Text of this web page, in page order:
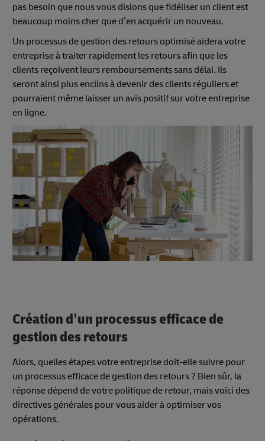
pas besoin que nous vous disions que fidéliser un client est
beaucoup moins cher que d’en acquérir un nouveau.
Un processus de gestion des retours optimisé aidera votre
entreprise à traiter rapidement les retours afin que les
clients reçoivent leurs remboursements sans délai. Ils
seront ainsi plus enclins à devenir des clients réguliers et
pourraient même laisser un avis positif sur votre entreprise
en ligne.
Création d’un processus efficace de
gestion des retours
Alors, quelles étapes votre entreprise doit-elle suivre pour
un processus efficace de gestion des retours ? Bien sûr, la
réponse dépend de votre politique de retour, mais voici des
directives générales pour vous aider à optimiser vos
opérations.